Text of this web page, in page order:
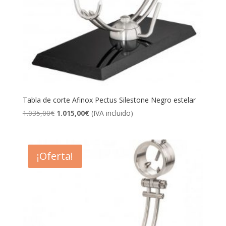
Tabla de corte Afinox Pectus Silestone Negro estelar
1.035,00€ El
era:
1.035,00€.
1.015,00€El(IVA incluido)
¡Oferta!